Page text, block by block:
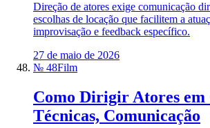
Direção de atores exige comunicação
escolhas de locação que facilitem a
improvisação e feedback específico.
27 de maio de 2026
№ 48Film
Como Dirigir Atores em
Técnicas, Comunicação